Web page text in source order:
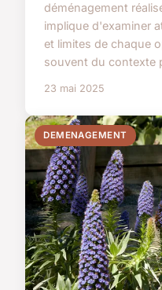
déménagement
implique d'examiner
et limites de chaque
souvent du contexte
23 mai 2025
DEMENAGEMENT